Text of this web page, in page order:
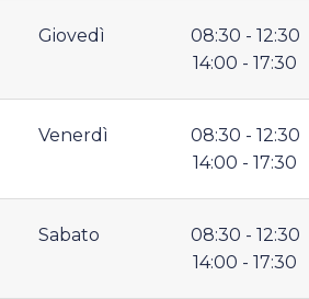
Giovedì 08:30 - 12:30
14:00 - 17:30
Venerdì 08:30 - 12:30
14:00 - 17:30
Sabato 08:30 - 12:30
14:00 - 17:30